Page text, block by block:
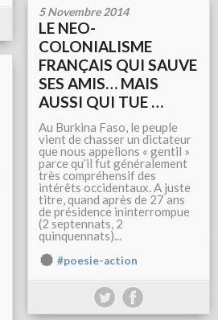
5 Novembre 2014
LE NEO-
COLONIALISME
FRANÇAIS QUI SAUVE
SES AMIS… MAIS
AUSSI QUI TUE …
Au Burkina Faso, le peuple
vient de chasser un dictateur
que nous appelions « gentil »
parce qu’il fut généralement
très compréhensif des
intérêts occidentaux. A juste
titre, quand après de 27 ans
de présidence ininterrompue
(2 septennats, 2
quinquennats)...
#poesie-action